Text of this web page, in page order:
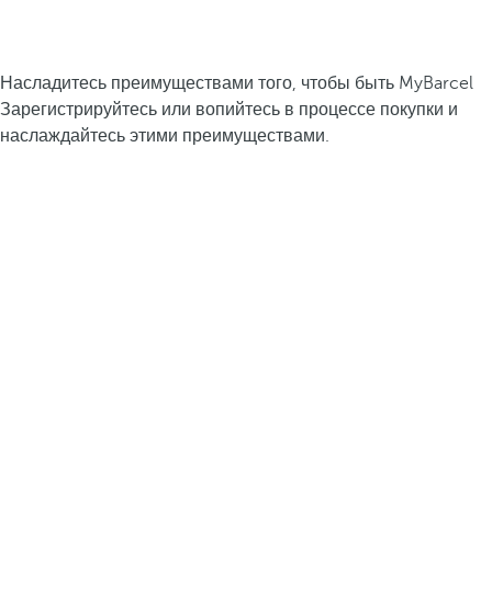
Насладитесь преимуществами того, чтобы быть MyBarcel
Зарегистрируйтесь или вопийтесь в процессе покупки и
наслаждайтесь этими преимуществами.